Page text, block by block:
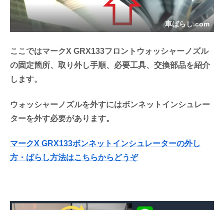
車ばらし.com
ここではマークX GRX133フロントウォッシャーノズル
の固定箇所、取り外し手順、必要工具、交換部品を紹介
します。
ウォッシャーノズルを外すにはボンネットインシュレー
ターを外す必要があります。
マークX GRX133ボンネットインシュレーターの外し
方・ばらし方法はこちらからどうぞ